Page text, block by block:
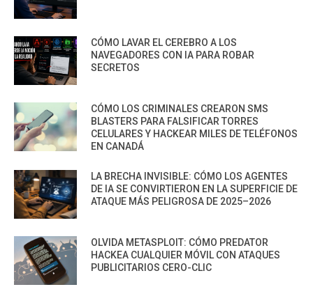
CÓMO LAVAR EL CEREBRO A LOS
NAVEGADORES CON IA PARA ROBAR
SECRETOS
CÓMO LOS CRIMINALES CREARON SMS
BLASTERS PARA FALSIFICAR TORRES
CELULARES Y HACKEAR MILES DE TELÉFONOS
EN CANADÁ
LA BRECHA INVISIBLE: CÓMO LOS AGENTES
DE IA SE CONVIRTIERON EN LA SUPERFICIE DE
ATAQUE MÁS PELIGROSA DE 2025–2026
OLVIDA METASPLOIT: CÓMO PREDATOR
HACKEA CUALQUIER MÓVIL CON ATAQUES
PUBLICITARIOS CERO-CLIC